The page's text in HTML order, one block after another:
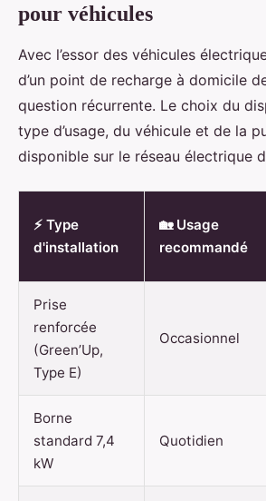
pour véhicules
Avec l’essor des véhicules
d’un point de recharge à domicile
question récurrente. Le choix du
type d’usage, du véhicule et de la
disponible sur le réseau électrique
⚡ Type
d'installation
🏡 Usage
recommandé
Prise
renforcée
(Green’Up,
Type E)
Occasionnel
Borne
standard 7,4
kW
Quotidien